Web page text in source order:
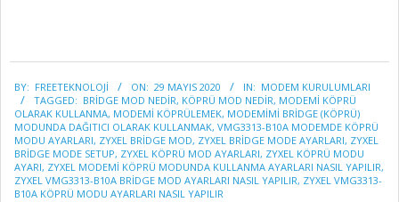
05-
29
BY: FREETEKNOLOJI ON: 29 MAYIS 2020 IN: MODEM KURULUMLARI
TAGGED: BRIDGE MOD NEDIR, KÖPRÜ MOD NEDIR, MODEMI KÖPRÜ
OLARAK KULLANMA, MODEMI KÖPRÜLEMEK, MODEMIMI BRIDGE (KÖPRÜ)
MODUNDA DAĞITICI OLARAK KULLANMAK, VMG3313-B10A MODEMDE KÖPRÜ
MODU AYARLARI, ZYXEL BRIDGE MOD, ZYXEL BRIDGE MODE AYARLARI, ZYXEL
BRIDGE MODE SETUP, ZYXEL KÖPRÜ MOD AYARLARI, ZYXEL KÖPRÜ MODU
AYARI, ZYXEL MODEMI KÖPRÜ MODUNDA KULLANMA AYARLARI NASIL YAPILIR,
ZYXEL VMG3313-B10A BRIDGE MOD AYARLARI NASIL YAPILIR, ZYXEL VMG3313-
B10A KÖPRÜ MODU AYARLARI NASIL YAPILIR